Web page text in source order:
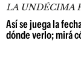
LA UNDÉCIMA
Así se juega la
dónde verlo; mirá